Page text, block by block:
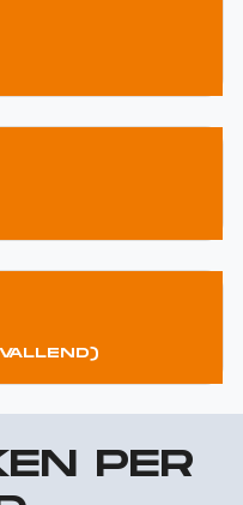
PER